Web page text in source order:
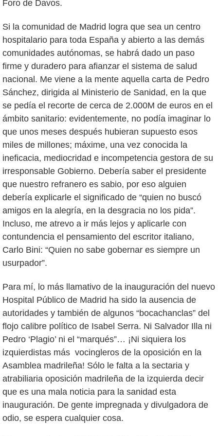
Foro de Davos.
Si la comunidad de Madrid logra que sea un centro
hospitalario para toda España y abierto a las demás
comunidades autónomas, se habrá dado un paso
firme y duradero para afianzar el sistema de salud
nacional. Me viene a la mente aquella carta de Pedro
Sánchez, dirigida al Ministerio de Sanidad, en la que
se pedía el recorte de cerca de 2.000M de euros en el
ámbito sanitario: evidentemente, no podía imaginar lo
que unos meses después hubieran supuesto esos
miles de millones; máxime, una vez conocida la
ineficacia, mediocridad e incompetencia gestora de su
irresponsable Gobierno. Debería saber el presidente
que nuestro refranero es sabio, por eso alguien
debería explicarle el significado de “quien no buscó
amigos en la alegría, en la desgracia no los pida”.
Incluso, me atrevo a ir más lejos y aplicarle con
contundencia el pensamiento del escritor italiano,
Carlo Bini: “Quien no sabe gobernar es siempre un
usurpador”.
Para mí, lo más llamativo de la inauguración del nuevo
Hospital Público de Madrid ha sido la ausencia de
autoridades y también de algunos “bocachanclas” del
flojo calibre político de Isabel Serra. Ni Salvador Illa ni
Pedro ‘Plagio’ ni el “marqués”… ¡Ni siquiera los
izquierdistas más vocingleros de la oposición en la
Asamblea madrileña! Sólo le falta a la sectaria y
atrabiliaria oposición madrileña de la izquierda decir
que es una mala noticia para la sanidad esta
inauguración. De gente impregnada y divulgadora de
odio, se espera cualquier cosa.